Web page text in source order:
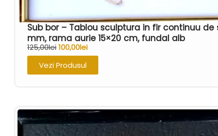
Sub bor – Tablou sculptura in fir continuu de
mm, rama aurie 15×20 cm, fundal alb
125,00lei100,00lei
Vezi Produsul